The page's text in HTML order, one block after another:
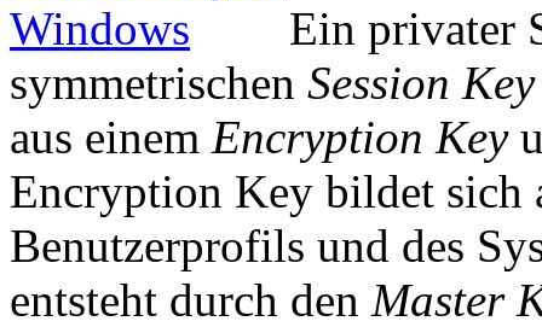
Ein privater
symmetrischen Session Key
aus einem Encryption Key
Encryption Key bildet sich
Benutzerprofils und des
entsteht durch den Master